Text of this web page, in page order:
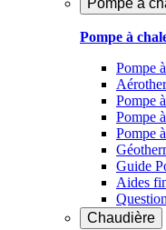
Pompe à
Pompe à
Pompe
Pompe
Pompe
Pompe
Guide
Aides
Chaudière